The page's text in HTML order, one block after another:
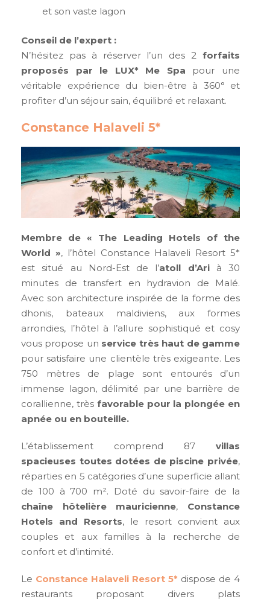
et son vaste lagon
Conseil de l’expert :
N’hésitez pas à réserver l’un des 2 forfaits
proposés par le LUX* Me Spa pour une
véritable expérience du bien-être à 360° et
profiter d’un séjour sain, équilibré et relaxant.
Constance Halaveli 5*
Membre de « The Leading Hotels of the
World », l’hôtel Constance Halaveli Resort 5*
est situé au Nord-Est de l’atoll d’Arià 30
minutes de transfert en hydravion de Malé.
Avec son architecture inspirée de la forme des
dhonis, bateaux maldiviens, aux formes
arrondies, l’hôtel à l’allure sophistiqué et cosy
vous propose un service très haut de gamme
pour satisfaire une clientèle très exigeante. Les
750 mètres de plage sont entourés d’un
immense lagon, délimité par une barrière de
corallienne, très favorable pour la plongée en
apnée ou en bouteille.
L’établissement comprend 87 villas
spacieuses toutes dotées de piscine privée,
réparties en 5 catégories d’une superficie allant
de 100 à 700 m². Doté du savoir-faire de la
chaîne hôtelière mauricienne, Constance
Hotels and Resorts, le resort convient aux
couples et aux familles à la recherche de
confort et d’intimité.
Le Constance Halaveli Resort 5* dispose de 4
restaurants proposant divers plats